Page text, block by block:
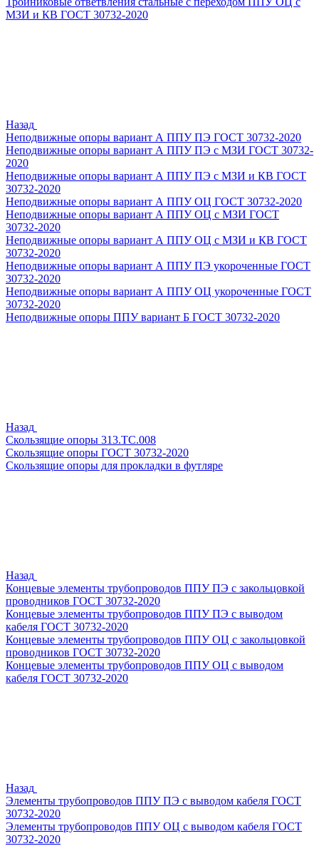
МЗИ и КВ ГОСТ 30732-2020
Назад
Неподвижные опоры вариант А ППУ ПЭ ГОСТ 30732-2020
Неподвижные опоры вариант А ППУ ПЭ с МЗИ ГОСТ 30732-
2020
Неподвижные опоры вариант А ППУ ПЭ с МЗИ и КВ ГОСТ
30732-2020
Неподвижные опоры вариант А ППУ ОЦ ГОСТ 30732-2020
Неподвижные опоры вариант А ППУ ОЦ с МЗИ ГОСТ
30732-2020
Неподвижные опоры вариант А ППУ ОЦ с МЗИ и КВ ГОСТ
30732-2020
Неподвижные опоры вариант А ППУ ПЭ укороченные ГОСТ
30732-2020
Неподвижные опоры вариант А ППУ ОЦ укороченные ГОСТ
30732-2020
Неподвижные опоры ППУ вариант Б ГОСТ 30732-2020
Назад
Скользящие опоры 313.ТС.008
Скользящие опоры ГОСТ 30732-2020
Скользящие опоры для прокладки в футляре
Назад
Концевые элементы трубопроводов ППУ ПЭ с закольцовкой
проводников ГОСТ 30732-2020
Концевые элементы трубопроводов ППУ ПЭ с выводом
кабеля ГОСТ 30732-2020
Концевые элементы трубопроводов ППУ ОЦ с закольцовкой
проводников ГОСТ 30732-2020
Концевые элементы трубопроводов ППУ ОЦ с выводом
кабеля ГОСТ 30732-2020
Назад
Элементы трубопроводов ППУ ПЭ с выводом кабеля ГОСТ
30732-2020
Элементы трубопроводов ППУ ОЦ с выводом кабеля ГОСТ
30732-2020